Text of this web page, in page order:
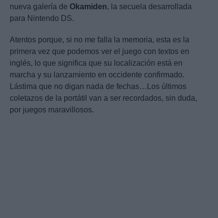
nueva galería de Okamiden, la secuela desarrollada
para Nintendo DS.
Atentos porque, si no me falla la memoria, esta es la
primera vez que podemos ver el juego con textos en
inglés, lo que significa que su localización está en
marcha y su lanzamiento en occidente confirmado.
Lástima que no digan nada de fechas…Los últimos
coletazos de la portátil van a ser recordados, sin duda,
por juegos maravillosos.